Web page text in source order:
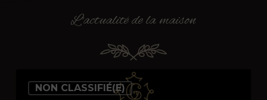
L'actualitédelamaison
NON CLASSIFIÉ(E)
Garniac
Truffe,